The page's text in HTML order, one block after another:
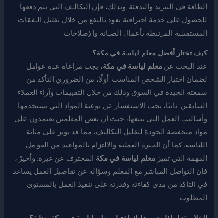
الطاقة في التبريد والتدفئة. وبذلك، فإن التكاليف التي يتم دفعها
للحصول على خدمة احترافية تعود بالنفع من خلال تقليل النفقات
المستقبلية المرتبطة بأعمال الصيانة والإصلاحات.
كيف تختار أفضل معلم لياسة في مكة؟
عند البحث عنمعلم لياسة في مكة، يجب مراعاة عدة عوامل
لضمان اختيار الشخص المناسب. أولًا، من الضروري التأكد من
سمعته الجيدة في السوق وذلك من خلال التقييمات وآراء العملاء
السابقين. ثانيًا، يجب الاستفسار عن نوعية المواد التي يستخدمها
وأساليب العمل التي يتبعها، حيث أن بعض المعلمين يعتمدون على
مواد منخفضة الجودة لتقليل التكاليف، مما قد يؤثر على متانة
اللياسة. كما أن الخبرة العملية والالتزام بالمواعيد من العوامل
المهمة التي تميزمعلم لياسة في مكة المحترف عن غيره. وأخيرًا،
فإن التواصل المباشر مع المعلم وسؤاله عن تفاصيل العمل يساعد
في التأكد من مدى كفاءته وقدرته على تنفيذ العمل بالمستوى
المطلوب.